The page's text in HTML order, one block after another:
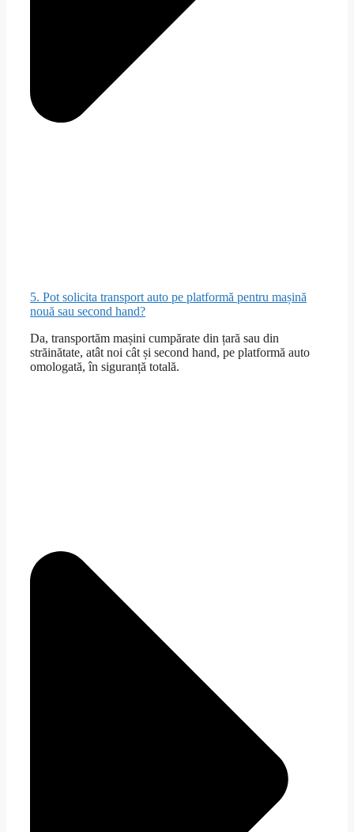
5. Pot solicita transport auto pe platformă pentru mașină
nouă sau second hand?
Da, transportăm mașini cumpărate din țară sau din
străinătate, atât noi cât și second hand, pe platformă auto
omologată, în siguranță totală.